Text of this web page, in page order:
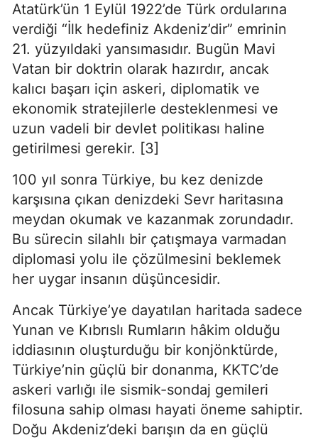
Atatürk’ün 1 Eylül 1922’de Türk ordularına
verdiği “İlk hedefiniz Akdeniz’dir” emrinin
21. yüzyıldaki yansımasıdır. Bugün Mavi
Vatan bir doktrin olarak hazırdır, ancak
kalıcı başarı için askeri, diplomatik ve
ekonomik stratejilerle desteklenmesi ve
uzun vadeli bir devlet politikası haline
getirilmesi gerekir. [3]
100 yıl sonra Türkiye, bu kez denizde
karşısına çıkan denizdeki Sevr haritasına
meydan okumak ve kazanmak zorundadır.
Bu sürecin silahlı bir çatışmaya varmadan
diplomasi yolu ile çözülmesini beklemek
her uygar insanın düşüncesidir.
Ancak Türkiye’ye dayatılan haritada sadece
Yunan ve Kıbrıslı Rumların hâkim olduğu
iddiasının oluşturduğu bir konjönktürde,
Türkiye’nin güçlü bir donanma, KKTC’de
askeri varlığı ile sismik-sondaj gemileri
filosuna sahip olması hayati öneme sahiptir.
Doğu Akdeniz’deki barışın da en güçlü